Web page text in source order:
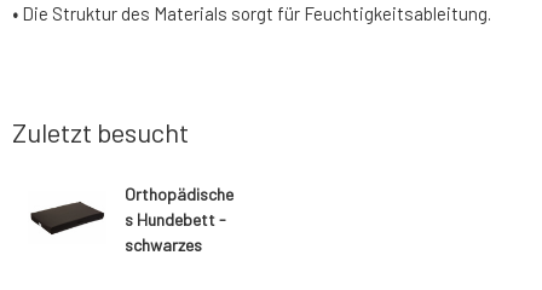
• Die Struktur des Materials sorgt für Feuchtigkeitsableitung.
Zuletzt besucht
Orthopädische
s Hundebett -
schwarzes